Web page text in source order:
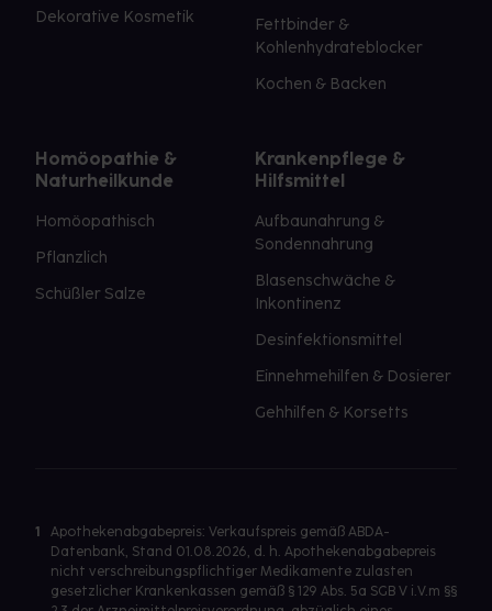
Dekorative Kosmetik
Fettbinder &
Kohlenhydrateblocker
Kochen & Backen
Homöopathie &
Naturheilkunde
Homöopathisch
Pflanzlich
Schüßler Salze
Krankenpflege &
Hilfsmittel
Aufbaunahrung &
Sondennahrung
Blasenschwäche &
Inkontinenz
Desinfektionsmittel
Einnehmehilfen & Dosierer
Gehhilfen & Korsetts
1
Apothekenabgabepreis: Verkaufspreis gemäß ABDA-
Datenbank, Stand 01.08.2026, d. h. Apothekenabgabepreis
nicht verschreibungspflichtiger Medikamente zulasten
gesetzlicher Krankenkassen gemäß § 129 Abs. 5a SGB V i.V.m §§